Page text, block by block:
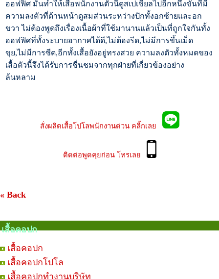
ออฟฟิศ มันทำให้เสื้อพนักงานตัวนี้ดูสเปเชียลไปอีกหนึ่งขั้นที่มี
ความลงตัวที่ด้านหน้าดูสมส่วนระหว่างปักทั้งอกซ้ายและอก
ขวา ไม่ต้องพูดถึงเรื่องเนื้อผ้าที่ใช้มานานแล้วเป็นที่ถูกใจกันทั้ง
ออฟฟิศที่ทั้งระบายอากาศได้ดี,ไม่ต้องรีด,ไม่มีการขึ้นเม็ด
ขุย,ไม่มีการซีด,อีกทั้งเสื้อยังอยู่ทรงสวย ความลงตัวทั้งหมดของ
เสื้อตัวนี้จึงได้รับการชื่นชมจากทุกฝ่ายที่เกี่ยวข้องอย่าง
ล้นหลาม
สั่งผลิตเสื้อโปโลพนักงานด่วน คลิ้กเลย
ติดต่อพูดคุยก่อน โทรเลย
« Back
เสื้อคอปก
เสื้อคอปก
เสื้อคอปกโปโล
เสื้อคอปกทำงานบริษัท